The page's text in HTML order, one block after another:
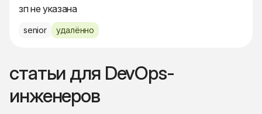
зп не указана
senior удалённо
статьи для DevOps-
инженеров